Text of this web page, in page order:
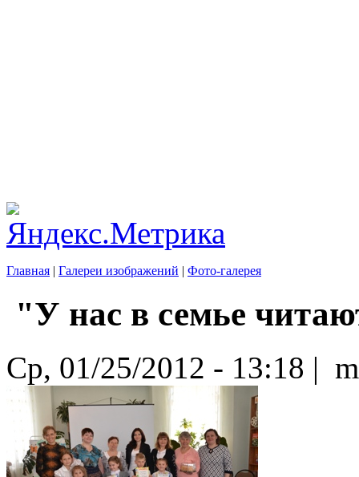
Главная | Галереи изображений | Фото-галерея
"У нас в семье
Ср, 01/25/2012 - 13:18 |